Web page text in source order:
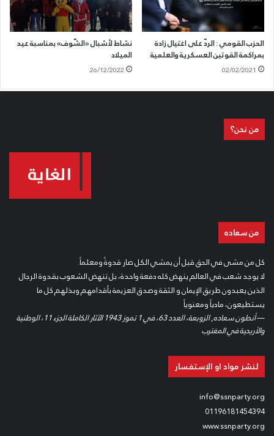
الحزب القومي : الردّ على اغتيال زادة
بمراكمة القوتين العسكرية والعلمية
02/02/2021
نشاط لأشبال «الشّوف» بمناسبة عيد
الميلاد
26/12/2022
من نحن؟
من سعاده
كل من مشى في الحق قبل أن يمشي الكل صار قدوةً ومعلماً.
لا يوجد شعب في العالم ينهض كله دفعة واحدة، بل تنهض الشعوب بقدوة الرجال
الذين يعبدون طريق الإيمان و الثقة وصدق العزيمة بأقدامهم وبذلهم كل ما
يستطيعون، مادياً ومعنوياً
—أنطون سعاده,
الزوبعة، العدد 63، في 1 تموز 1943 الآثار الكاملة الجزء 11، الوطنية
والأريحية في المغترب
لنشر مواد او الإستفسار
info@ssnparty.org
01196181454394
www.ssnparty.org